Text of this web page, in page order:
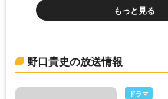
もっと見る
野口貴史の放送情報
ドラマ